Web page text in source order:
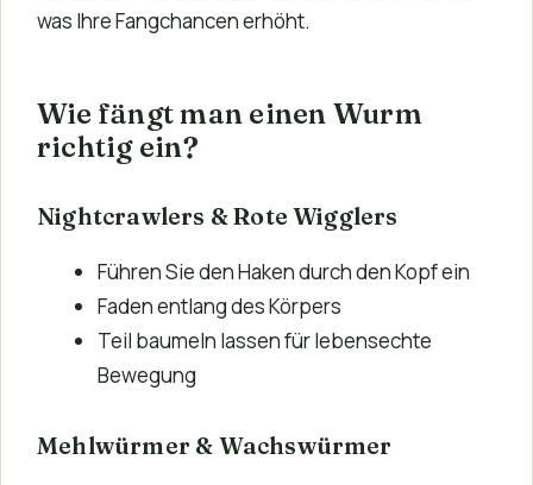
was Ihre Fangchancen erhöht.
Wie fängt man einen Wurm
richtig ein?
Nightcrawlers & Rote Wigglers
Führen Sie den Haken durch den Kopf ein
Faden entlang des Körpers
Teil baumeln lassen für lebensechte
Bewegung
Mehlwürmer & Wachswürmer